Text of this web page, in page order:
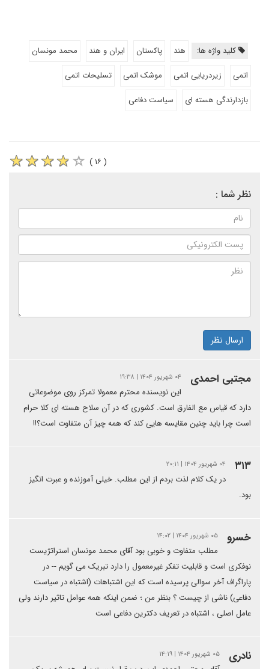
کلید واژه ها: هند پاکستان ایران و هند
محمد مونسان
اتمی
زیردریایی اتمی موشک اتمی
تسلیحات اتمی
بازدارندگی هسته ای
سیاست دفاعی
( ۱۶ )
نظر شما :
ارسال نظر
مجتبی احمدی ۰۴ شهریور ۱۴۰۴ | ۱۹:۳۸
این نویسنده محترم معمولا تمرکز روی موضوعاتی
دارد که قیاس مع الفارق است. کشوری که در آن سلاح هسته ای کلا حرام
است چرا باید چنین مقایسه هایی کند که همه چیز آن متفاوت است؟!!
۳۱۳ ۰۴ شهریور ۱۴۰۴ | ۲۰:۱۱
در یک کلام لذت بردم از این مطلب. خیلی آموزنده و عبرت انگیز
بود.
خسرو ۰۵ شهریور ۱۴۰۴ | ۱۴:۰۲
مطلب متفاوت و خوبی بود آقای محمد مونسان استراتژیست
نوفکری است و قابلیت تفکر غیرمعمول را دارد تبریک می گویم -- در
پاراگراف آخر سوالی پرسیده است که این اشتباهات (اشتباه در سیاست
دفاعی) ناشی از چیست ؟ بنظر من ؛ ضمن اینکه همه عوامل تاثیر دارند ولی
عامل اصلی ، اشتباه در تعریف دکترین دفاعی است
نادری ۰۵ شهریور ۱۴۰۴ | ۱۴:۱۹